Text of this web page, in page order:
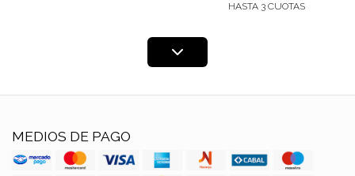
HASTA 3 CUOTAS
MEDIOS DE PAGO